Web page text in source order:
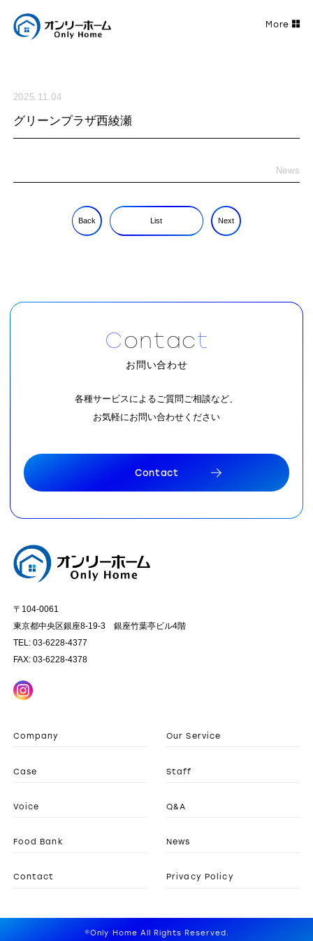
2025.11.04
グリーンプラザ西綾瀬
News
Back List Next
Contact
お問い合わせ
各種サービスによるご質問ご相談など、
お気軽にお問い合わせください
Contact
〒104-0061
東京都中央区銀座8-19-3 銀座竹葉亭ビル4階
TEL: 03-6228-4377
FAX: 03-6228-4378
Company Our Service
Case Staff
Voice Q&A
Food Bank News
Contact Privacy Policy
©Only Home All Rights Reserved.